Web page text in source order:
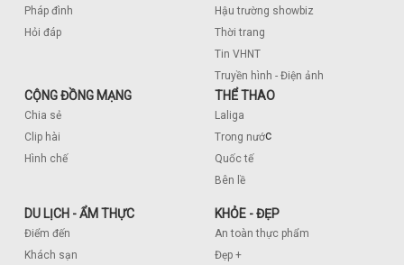
Pháp đình
Hỏi đáp
Hậu trường showbiz
Thời trang
Tin VHNT
Truyền hình - Điện ảnh
CỘNG ĐỒNG MẠNG
Chia sẻ
Clip hài
Hình chế
THỂ THAO
Laliga
Trong nước
Quốc tế
Bên lề
DU LỊCH - ẨM THỰC
Điểm đến
Khách sạn
KHỎE - ĐẸP
An toàn thực phẩm
Đẹp +